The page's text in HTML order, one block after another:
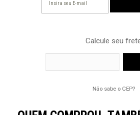
Calcule seu
Não sabe o CEP?